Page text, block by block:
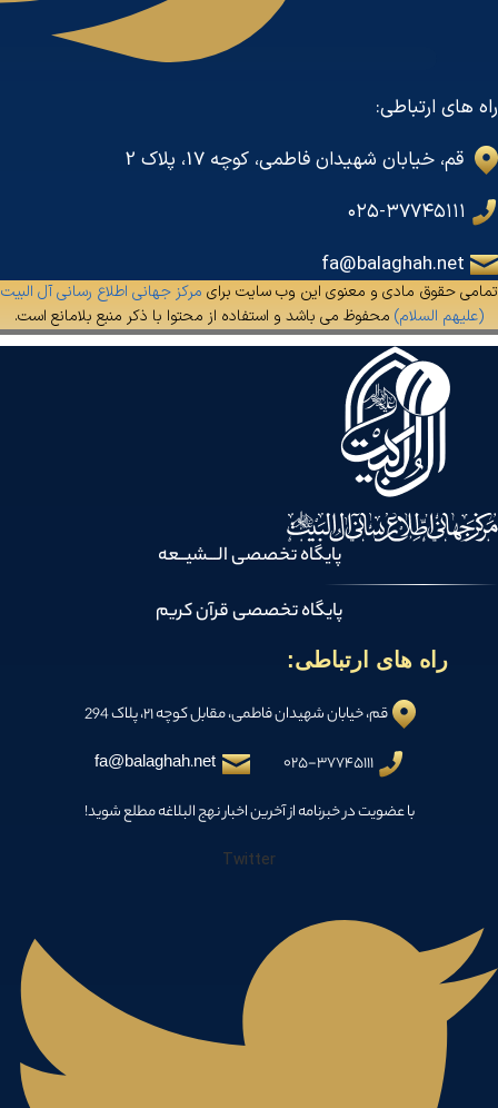
راه های ارتباطی:
قم، خیابان شهیدان فاطمی، کوچه 17، پلاک 2
fa@balaghah.net
تمامی حقوق مادی و معنوی این وب سایت برای مرکز جهانی اطلاع رسانی آل البیت
(علیهم السلام) محفوظ می باشد و استفاده از محتوا با ذکر منبع بلامانع است.
پایگاه تخصصی الـــشیــعه
پایگاه تخصصی قرآن کریم
راه های ارتباطی:
قم، خیابان شهیدان فاطمی، مقابل کوچه ۲۱، پلاک 294
۰۲۵-۳۷۷۴۵۱۱۱
fa@balaghah.net
با عضویت در خبرنامه از آخرین اخبار نهج البلاغه مطلع شوید!
Twitter